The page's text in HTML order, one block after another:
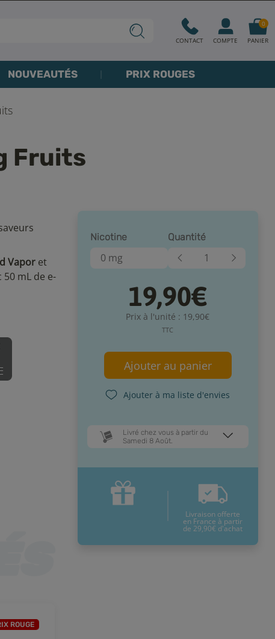
CONTACT COMPTE PANIER
0
NOUVEAUTÉS PRIX ROUGES
Fruits
Vaporet
mL de e-
Nicotine
0 mg
Quantité
19,90€
Prix à l'unité : 19,90€
TTC
Ajouter au panier
Ajouter à ma liste d'envies
Livré chez vous à partir du
Samedi 8 Août.
Mardi 11 Août Samedi 8 Août
* Pour une livraison en France
+ d'infos
Livraison offerte
en France à partir
de 29,90€ d'achat
ROUGE